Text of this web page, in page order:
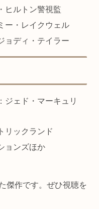
ヒルトン警視監
ー・レイクウェル
ョディ・テイラー
ジェド・マーキュリ
リックランド
ョンズほか
傑作です。ぜひ視聴を